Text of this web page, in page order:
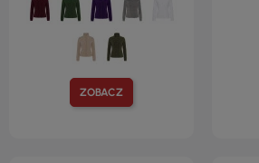
ZOBACZ